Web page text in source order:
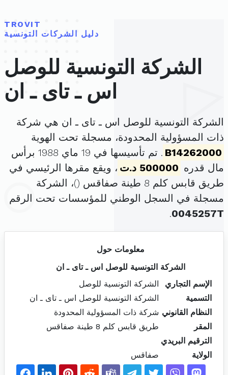
TROVIT
دليل الشركات التونسية
الشركة التونسية للوصل
اس ـ تاى ـ ان
الشركة التونسية للوصل اس ـ تاى ـ ان هي شركة
ذات المسؤولية المحدودة، مسجلة تحت الهوية
B14262000
. تم تأسيسها في 19 ماي 1988 برأس
مال قدره 500000 د.ت
، ويقع مقرها الرئيسي في
طريق قابس كلم 8 طينة صفاقس (
)، الشركة
مسجلة في السجل الوطني للمؤسسات تحت الرقم
0045257T
.
معلومات حول
الشركة التونسية للوصل اس ـ تاى ـ ان
الإسم التجاري
الشركة التونسية للوصل
التسمية
الشركة التونسية للوصل اس ـ تاى ـ ان
النظام القانوني شركة ذات المسؤولية المحدودة
المقر
طريق قابس كلم 8 طينة صفاقس
الترقيم البريدي
الولاية
صفاقس